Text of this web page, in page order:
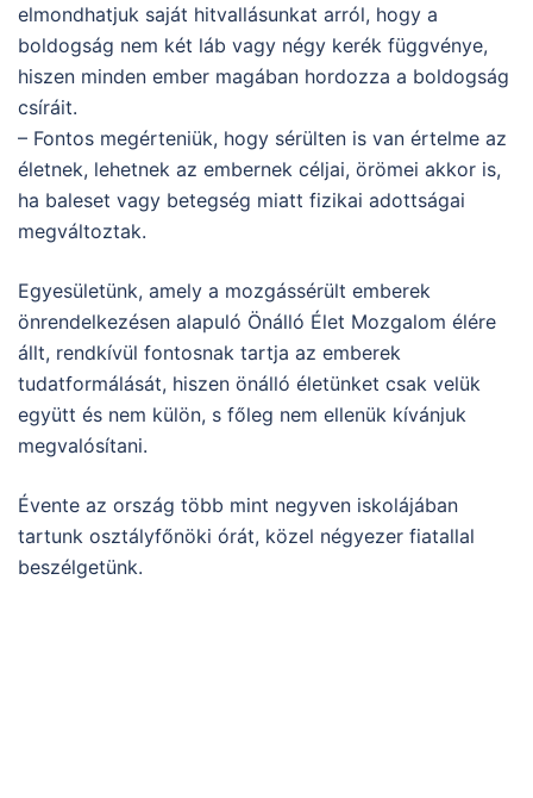
elmondhatjuk saját hitvallásunkat arról, hogy a
boldogság nem két láb vagy négy kerék függvénye,
hiszen minden ember magában hordozza a boldogság
csíráit.
– Fontos megérteniük, hogy sérülten is van értelme az
életnek, lehetnek az embernek céljai, örömei akkor is,
ha baleset vagy betegség miatt fizikai adottságai
megváltoztak.
Egyesületünk, amely a mozgássérült emberek
önrendelkezésen alapuló Önálló Élet Mozgalom élére
állt, rendkívül fontosnak tartja az emberek
tudatformálását, hiszen önálló életünket csak velük
együtt és nem külön, s főleg nem ellenük kívánjuk
megvalósítani.
Évente az ország több mint negyven iskolájában
tartunk osztályfőnöki órát, közel négyezer fiatallal
beszélgetünk.